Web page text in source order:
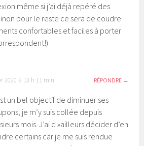
même si j’ai déjà repéré des
pour le reste ce sera de coudre
confortables et faciles à porter
2020 à 13 h 11 min RÉPONDRE
un bel objectif de diminuer ses
je m’y suis collée depuis
mois. J’ai d »ailleurs décider d’en
certains car je me suis rendue